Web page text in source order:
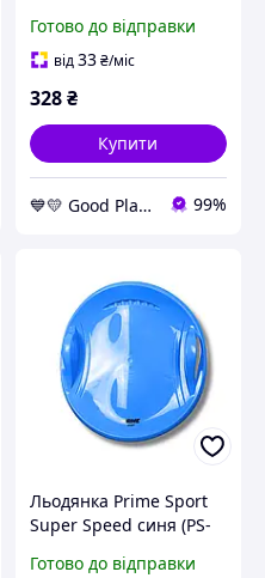
пластиковий GoodPlace
-worry-free-shopping-
Готово до відправки
від33₴/міс
328₴
Купити
💙💛 Good Place 99%
Льодянка Prime Sport
Super Speed синя (PS-
Готово до відправки